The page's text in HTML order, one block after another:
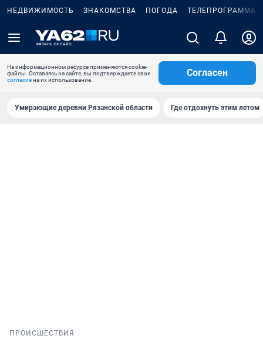
НЕДВИЖИМОСТЬ ЗНАКОМСТВА ПОГОДА ТЕЛЕПРОГРАММА
На информационном ресурсе применяются cookie-
файлы. Оставаясь на сайте, вы подтверждаете свое
согласиена их использование.
Согласен
Умирающие деревни Рязанской области Где отдохнуть этим летом
ПРОИСШЕСТВИЯ